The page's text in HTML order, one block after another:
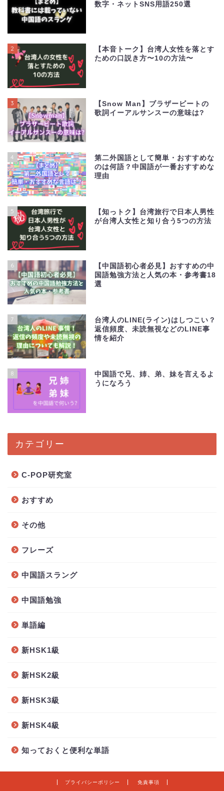
数字・ネットSNS用語250選
2
【本音トーク】台湾人女性を落とす
ための口説き方〜10の方法〜
3
【Snow Man】ブラザービートの
歌詞イーアルサンスーの意味は?
4
第二外国語として簡単・おすすめな
のは何語？中国語が一番おすすめな
理由
5
【知っトク】台湾旅行で日本人男性
が台湾人女性と知り合う5つの方法
6
【中国語初心者必見】おすすめの中
国語勉強方法と人気の本・参考書18
選
7
台湾人のLINE(ライン)はしつこい？
返信頻度、未読無視などのLINE事
情を紹介
8
中国語で兄、姉、弟、妹を言えるよ
うになろう
カテゴリー
C-POP研究室
おすすめ
その他
フレーズ
中国語スラング
中国語勉強
単語編
新HSK1級
新HSK2級
新HSK3級
新HSK4級
知っておくと便利な単語
プライバシーポリシー 免責事項